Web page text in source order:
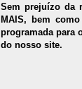
Sem prejuízo da
MAIS, bem
programada para
do nosso site.